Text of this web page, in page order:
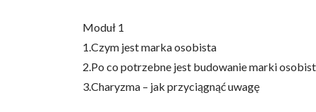
Moduł 1
1.Czym jest marka osobista
2.Po co potrzebne jest budowanie marki
3.Charyzma – jak przyciągnąć uwagę